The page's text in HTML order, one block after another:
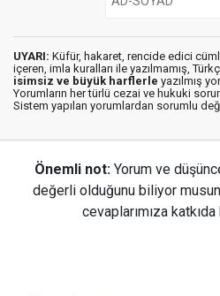
UYARI: Küfür, hakaret, rencide edici
içeren, imla kuralları ile yazılmamış,
isimsiz ve büyük harflerle yazılmış
Yorumların her türlü cezai ve hukuki
Sistem yapılan yorumlardan sorumlu
Önemli not: Yorum ve
değerli olduğunu biliyor
cevaplarımıza